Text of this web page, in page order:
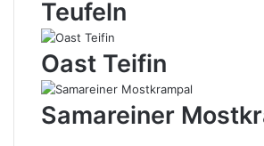
Teufeln
Oast Teifin
Samareiner